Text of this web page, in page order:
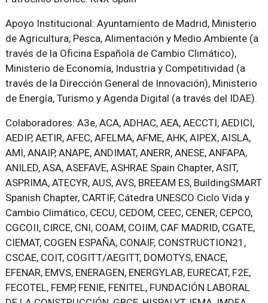
Apoyo Institucional: Ayuntamiento de Madrid, Ministerio
de Agricultura, Pesca, Alimentación y Medio Ambiente (a
través de la Oficina Española de Cambio Climático),
Ministerio de Economía, Industria y Competitividad (a
través de la Dirección General de Innovación), Ministerio
de Energía, Turismo y Agenda Digital (a través del IDAE).
Colaboradores: A3e, ACA, ADHAC, AEA, AECCTI, AEDICI,
AEDIP, AETIR, AFEC, AFELMA, AFME, AHK, AIPEX, AISLA,
AMI, ANAIP, ANAPE, ANDIMAT, ANERR, ANESE, ANFAPA,
ANILED, ASA, ASEFAVE, ASHRAE Spain Chapter, ASIT,
ASPRIMA, ATECYR, AUS, AVS, BREEAM ES, BuildingSMART
Spanish Chapter, CARTIF, Cátedra UNESCO Ciclo Vida y
Cambio Climático, CECU, CEDOM, CEEC, CENER, CEPCO,
CGCOII, CIRCE, CNI, COAM, COIIM, CAF MADRID, CGATE,
CIEMAT, COGEN ESPAÑA, CONAIF, CONSTRUCTION21,
CSCAE, COIT, COGITT/AEGITT, DOMOTYS, ENACE,
EFENAR, EMVS, ENERAGEN, ENERGYLAB, EURECAT, F2E,
FECOTEL, FEMP, FENIE, FENITEL, FUNDACIÓN LABORAL